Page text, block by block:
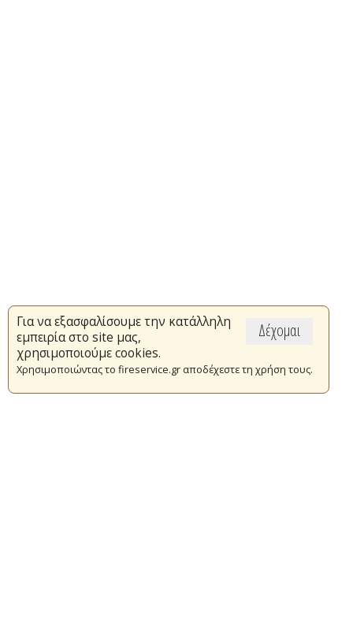
Δέχομαι
Για να εξασφαλίσουμε την κατάλληλη
εμπειρία στο site μας,
χρησιμοποιούμε cookies.
Χρησιμοποιώντας το fireservice.gr αποδέχεστε τη χρήση τους.